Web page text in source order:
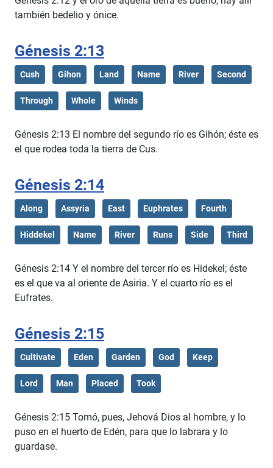
también bedelio y ónice.
Génesis 2:13
Cush Gihon Land Name River Second
Through Whole Winds
Génesis 2:13 El nombre del segundo río es Gihón; éste es
el que rodea toda la tierra de Cus.
Génesis 2:14
Along Assyria East Euphrates Fourth
Hiddekel Name River Runs Side Third
Génesis 2:14 Y el nombre del tercer río es Hidekel; éste
es el que va al oriente de Asiria. Y el cuarto río es el
Eufrates.
Génesis 2:15
Cultivate Eden Garden God Keep
Lord Man Placed Took
Génesis 2:15 Tomó, pues, Jehová Dios al hombre, y lo
puso en el huerto de Edén, para que lo labrara y lo
guardase.